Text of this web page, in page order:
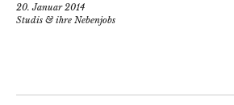
20. Januar 2014
Studis & ihre Nebenjobs